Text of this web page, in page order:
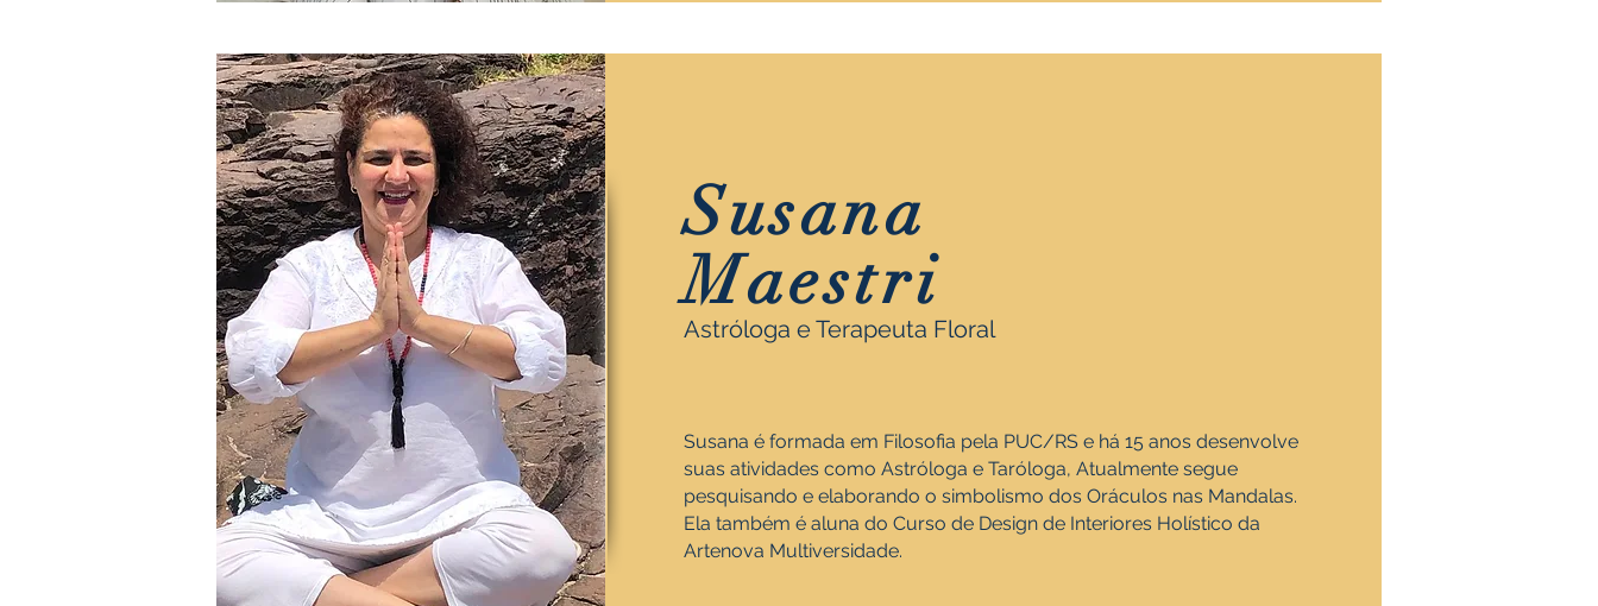
Susana
Maestri
Astróloga e Terapeuta Floral
Susana é formada em Filosofia pela PUC/RS e há 15 anos desenvolve
suas atividades como Astróloga e Taróloga, Atualmente segue
pesquisando e elaborando o simbolismo dos Oráculos nas Mandalas.
Ela também é aluna do Curso de Design de Interiores Holístico da
Artenova Multiversidade.